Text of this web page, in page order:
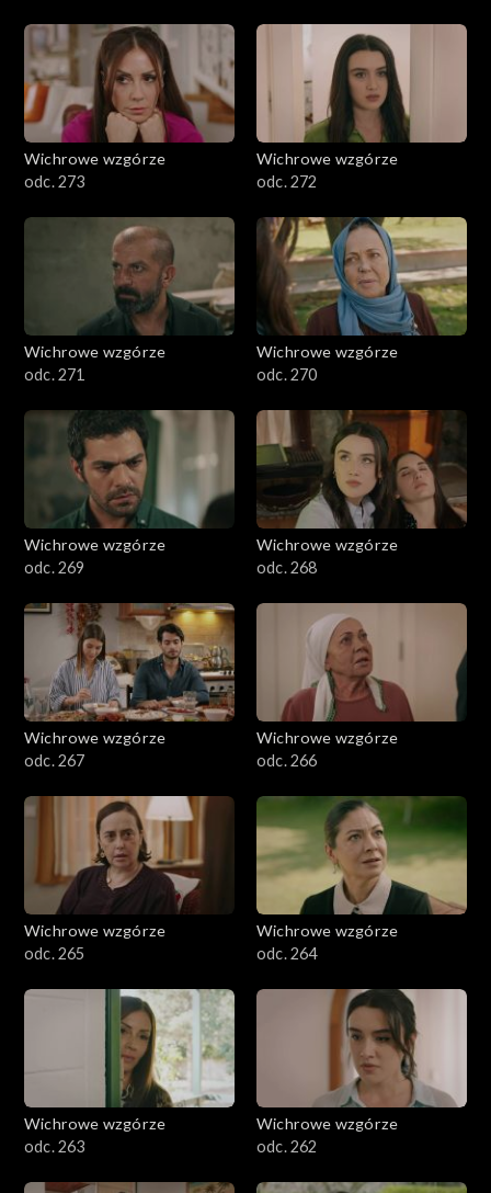
Wichrowe wzgórze
odc. 273
Wichrowe wzgórze
odc. 272
Wichrowe wzgórze
odc. 271
Wichrowe wzgórze
odc. 270
Wichrowe wzgórze
odc. 269
Wichrowe wzgórze
odc. 268
Wichrowe wzgórze
odc. 267
Wichrowe wzgórze
odc. 266
Wichrowe wzgórze
odc. 265
Wichrowe wzgórze
odc. 264
Wichrowe wzgórze
odc. 263
Wichrowe wzgórze
odc. 262